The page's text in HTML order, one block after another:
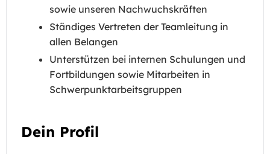
sowie unseren Nachwuchskräften
Ständiges Vertreten der Teamleitung in
allen Belangen
Unterstützen bei internen Schulungen und
Fortbildungen sowie Mitarbeiten in
Schwerpunktarbeitsgruppen
Dein Profil